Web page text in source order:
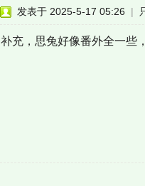
发表于 2025-5-17 05:26 |
补充，思兔好像番外全一些